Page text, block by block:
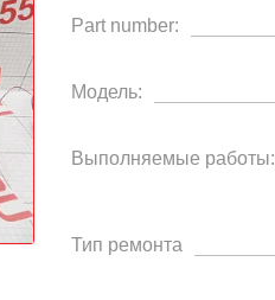
Part number:
Модель:
Выполняемые работы:
Тип ремонта